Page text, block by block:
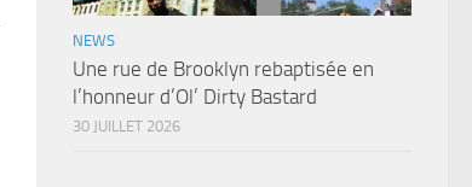
NEWS
Une rue de Brooklyn rebaptisée en
l’honneur d’Ol’ Dirty Bastard
30 JUILLET 2026